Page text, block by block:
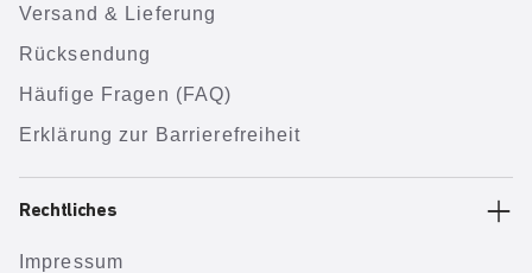
Versand & Lieferung
Rücksendung
Häufige Fragen (FAQ)
Erklärung zur Barrierefreiheit
Rechtliches
Impressum